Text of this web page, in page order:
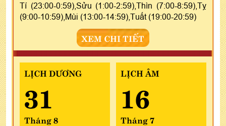
Tí (23:00-0:59),Sửu (1:00-2:59),Thìn (7:00-8:59),Tỵ
(9:00-10:59),Mùi (13:00-14:59),Tuất (19:00-20:59)
XEM CHI TIẾT
LỊCH DƯƠNG
31
Tháng 8
LỊCH ÂM
16
Tháng 7